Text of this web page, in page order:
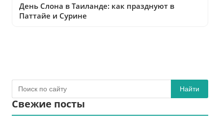
День Слона в Таиланде: как празднуют в
Паттайе и Сурине
Найти
Свежие посты